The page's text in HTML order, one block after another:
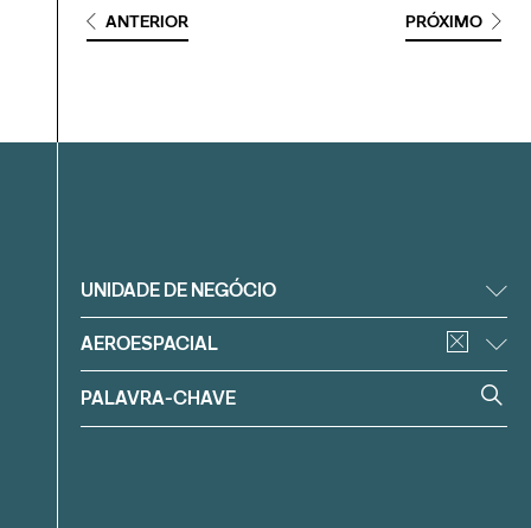
ANTERIOR PRÓXIMO
Filtrar
UNIDADE DE NEGÓCIO
AEROESPACIAL